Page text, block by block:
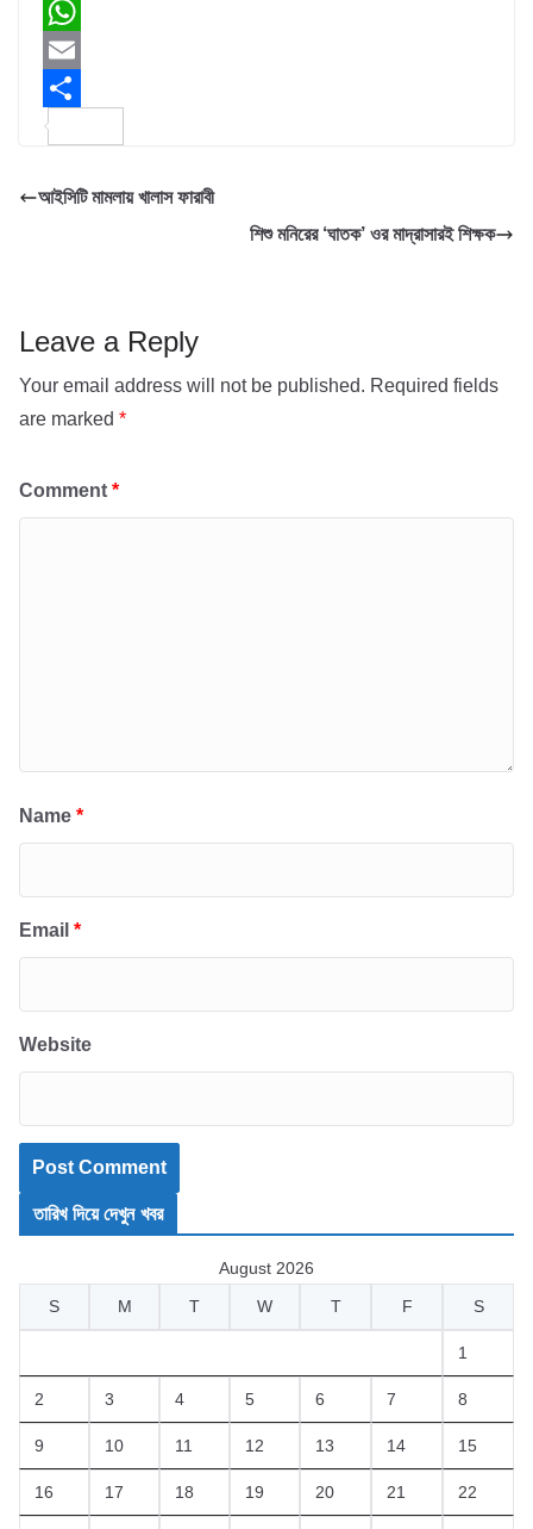
a
c
e
b
o
T
w
t
e
W
h
a
s
E
m
i
a
আইসিটি মামলায় খালাস ফারাবী
শিশু মনিরের ‘ঘাতক’ ওর মাদ্রাসারই শিক্ষক
Leave a Reply
Your email address will not be published. Required fields
are marked *
Comment *
Name *
Email *
Website
তারিখ দিয়ে দেখুন খবর
August 2026
S
M T W T F S
1
2 3 4 5 6 7 8
9 10 11 12 13 14 15
16 17 18 19 20 21 22